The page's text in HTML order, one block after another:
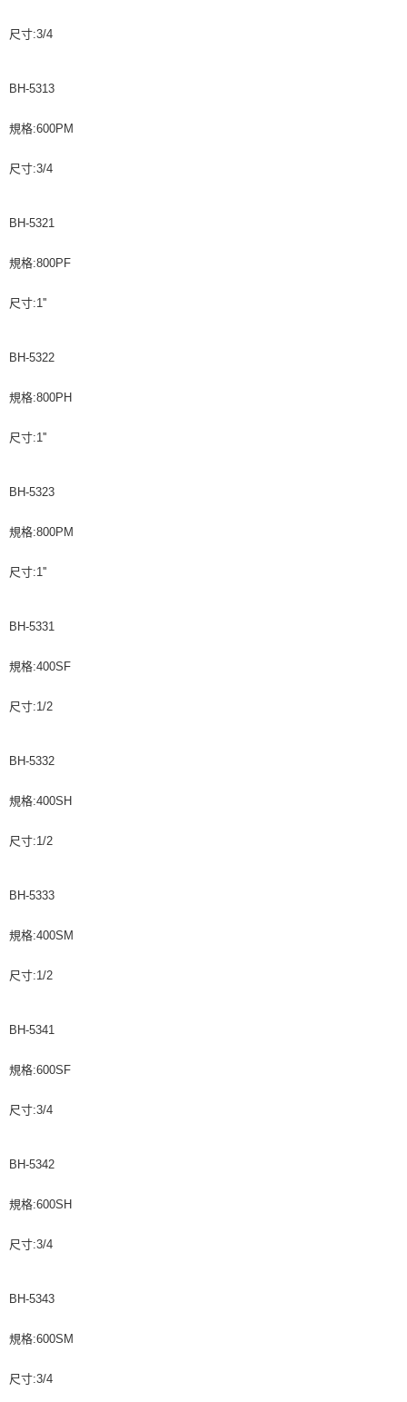
尺寸:3/4
BH-5313
規格:600PM
尺寸:3/4
BH-5321
規格:800PF
尺寸:1''
BH-5322
規格:800PH
尺寸:1''
BH-5323
規格:800PM
尺寸:1''
BH-5331
規格:400SF
尺寸:1/2
BH-5332
規格:400SH
尺寸:1/2
BH-5333
規格:400SM
尺寸:1/2
BH-5341
規格:600SF
尺寸:3/4
BH-5342
規格:600SH
尺寸:3/4
BH-5343
規格:600SM
尺寸:3/4